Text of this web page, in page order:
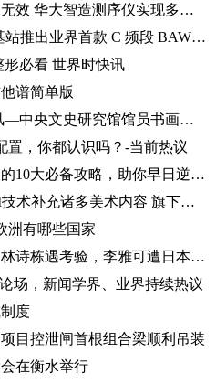
欧洲专利局判定因美纳专利无效 华大智造测序仪实现多国销售 环球动态
Qorvo® 面向 5G 小型蜂窝基站推出业界首款 C 频段 BAW 带通滤波器和开关/LNA 模块
必看 世界时快讯
谱简单版
郭怡孮｜江山逸韵 时代新风—中央文史研究馆馆员书画作品展
置，你都认识吗？-当前热议
揭秘！2023年高考志愿填报的10大必备攻略，助你早日逆袭上岸！
世纪华通：正在尝试利用AI技术补充诸多美术内容 旗下盛趣游戏不少产品都已开始小规模使用-热门看点
洲有哪些国家
突尼斯赛国乒迎三大挑战，林诗栋遇考验，李雅可遭日本选手围堵
场，新闻学界、业界持续热议
度
目控泄闸首根组合梁顺利吊装
在衡水举行